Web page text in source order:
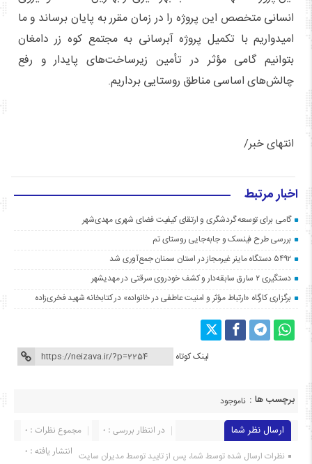
انسانی متخصص این پروژه را در زمان مقرر به پایان برساند و ما
امیدواریم با تکمیل پروژه آبرسانی به مجتمع کوه زر دامغان
بتوانیم گامی مؤثر در تأمین زیرساخت‌های پایدار و رفع
چالش‌های اساسی مناطق روستایی برداریم.
انتهای خبر/
اخبار مرتبط
گامی برای توسعه گردشگری و ارتقای کیفیت فضای شهری مهدی‌شهر
بررسی طرح فینسک و جابه‌جایی روستای تم
۵۴۹۲ دستگاه ماینر غیرمجاز در استان سمنان جمع‌آوری شد
دستگیری ۲ سارق سابقه‌دار و کشف خودروی سرقتی در مهدیشهر
برگزاری کارگاه «ارتباط مؤثر و امنیت عاطفی در خانواده» در کتابخانه شهید فخری‌زاده
لینک کوتاه
برچسب ها : ناموجود
ارسال نظر شما مجموع نظرات : 0
در انتظار بررسی : 0
انتشار یافته : ۰ نظرات ارسال شده توسط شما، پس از تایید توسط مدیران سایت